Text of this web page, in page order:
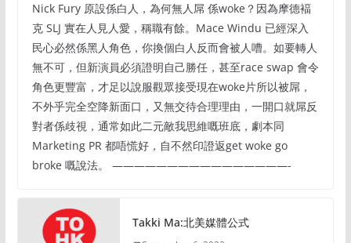
Nick Fury 原設係白人，為何無人屌 係woke？因為摩德褔
克 SLJ 實在人見人愛，稱職有餘。Mace Windu 已經深入
民心必然係黑人角色，你換個白人反而會被人嘈。如要轉人
無不可，但新演員必須證明自己勝任，甚至race swap 會令
角色更豐富，才足以說服觀眾接受現在woke片所以被屌，
不外乎完全空降新面口，又無交待合理理由，一開口就屌反
對者係歧視，通常如此二元敵我思維嘅班底，劇本同
Marketing PR 都唔慌好，自不然印證返get woke go
broke 嘅說法。 ————————————————-
Takki Ma:北美媒體公式